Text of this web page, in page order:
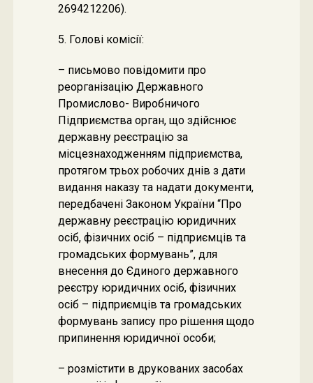
2694212206).
5. Голові комісії:
– письмово повідомити про
реорганізацію Державного
Промислово- Виробничого
Підприємства орган, що здійснює
державну реєстрацію за
місцезнаходженням підприємства,
протягом трьох робочих днів з дати
видання наказу та надати документи,
передбачені Законом України “Про
державну реєстрацію юридичних
осіб, фізичних осіб – підприємців та
громадських формувань”, для
внесення до Єдиного державного
реєстру юридичних осіб, фізичних
осіб – підприємців та громадських
формувань запису про рішення щодо
припинення юридичної особи;
– розмістити в друкованих засобах